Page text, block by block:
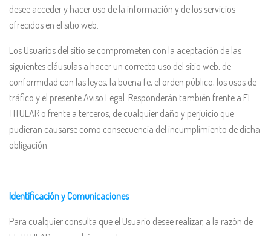
desee acceder y hacer uso de la información y de los servicios
ofrecidos en el sitio web.
Los Usuarios del sitio se comprometen con la aceptación de las
siguientes cláusulas a hacer un correcto uso del sitio web, de
conformidad con las leyes, la buena fe, el orden público, los usos de
tráfico y el presente Aviso Legal. Responderán también frente a EL
TITULAR o frente a terceros, de cualquier daño y perjuicio que
pudieran causarse como consecuencia del incumplimiento de dicha
obligación.
Identificación y Comunicaciones
Para cualquier consulta que el Usuario desee realizar, a la razón de